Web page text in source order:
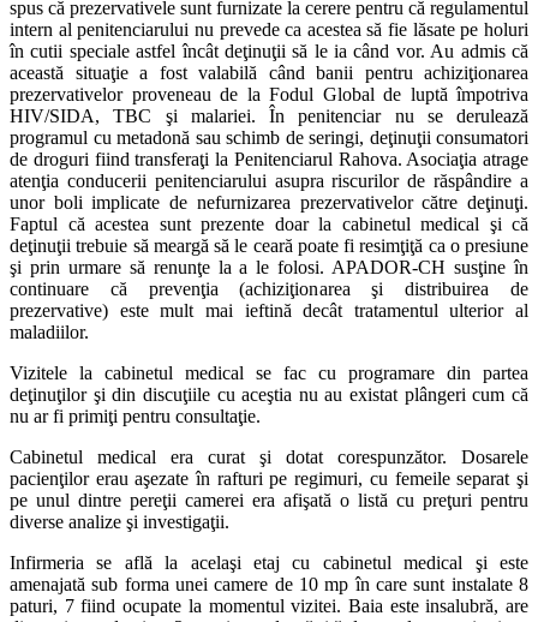
spus că prezervativele sunt furnizate la cerere pentru că regulamentul
intern al penitenciarului nu prevede ca acestea să fie lăsate pe holuri
în cutii speciale astfel încât deţinuţii să le ia când vor. Au admis că
această situaţie a fost valabilă când banii pentru achiziţionarea
prezervativelor proveneau de la Fodul Global de luptă împotriva
HIV/SIDA, TBC şi malariei. În penitenciar nu se derulează
programul cu metadonă sau schimb de seringi, deţinuţii consumatori
de droguri fiind transferaţi la Penitenciarul Rahova. Asociaţia atrage
atenţia conducerii penitenciarului asupra riscurilor de răspândire a
unor boli implicate de nefurnizarea prezervativelor către deţinuţi.
Faptul că acestea sunt prezente doar la cabinetul medical şi că
deţinuţii trebuie să meargă să le ceară poate fi resimţiţă ca o presiune
şi prin urmare să renunţe la a le folosi. APADOR-CH susţine în
continuare că prevenţia (achiziţionarea şi distribuirea de
prezervative) este mult mai ieftină decât tratamentul ulterior al
maladiilor.
Vizitele la cabinetul medical se fac cu programare din partea
deţinuţilor şi din discuţiile cu aceştia nu au existat plângeri cum că
nu ar fi primiţi pentru consultaţie.
Cabinetul medical era curat şi dotat corespunzător. Dosarele
pacienţilor erau aşezate în rafturi pe regimuri, cu femeile separat şi
pe unul dintre pereţii camerei era afişată o listă cu preţuri pentru
diverse analize şi investigaţii.
Infirmeria se află la acelaşi etaj cu cabinetul medical şi este
amenajată sub forma unei camere de 10 mp în care sunt instalate 8
paturi, 7 fiind ocupate la momentul vizitei. Baia este insalubră, are